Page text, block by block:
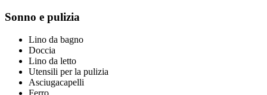
Sonno e pulizia
Lino da bagno
Doccia
Lino da letto
Utensili per la pulizia
Asciugacapelli